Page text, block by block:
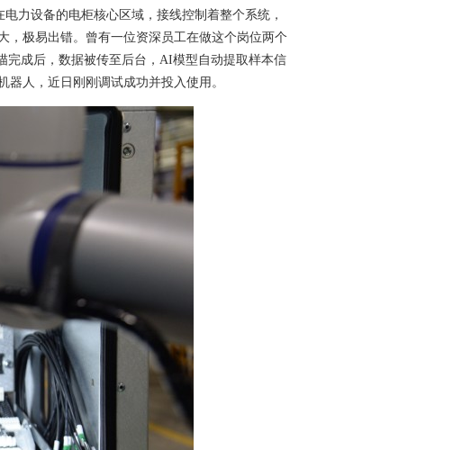
力设备的电柜核心区域，接线控制着整个系统，
，极易出错。 曾有一位资深员工在做这个岗位两个
完成后，数据被传至后台，AI模型自动提取样本信
人，近日刚刚调试成功并投入使用。